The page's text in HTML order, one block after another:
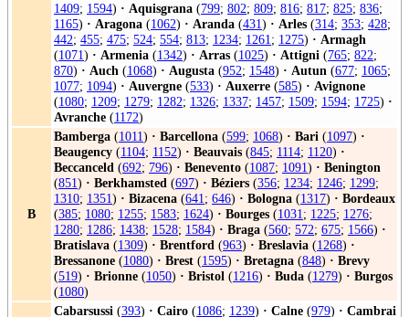
1409; 1594) · Aquisgrana (799; 802; 809; 816; 817; 825; 836;
1165) · Aragona (1062) · Aranda (431) · Arles (314; 353; 428;
442; 455; 475; 524; 554; 813; 1234; 1261; 1275) · Armagh
(1071) · Armenia (1342) · Arras (1025) · Attigni (765; 822;
870) · Auch (1068) · Augusta (952; 1548) · Autun (677; 1065;
1077; 1094) · Auvergne (533) · Auxerre (585) · Avignone
(1080; 1209; 1279; 1282; 1326; 1337; 1457; 1509; 1594; 1725) ·
Avranche (1172)
B
Bamberga (1011) · Barcellona (599; 1068) · Bari (1097) ·
Beaugency (1104; 1152) · Beauvais (845; 1114; 1120) ·
Beccanceld (692; 796) · Benevento (1087; 1091) · Benington
(851) · Berkhamsted (697) · Béziers (356; 1234; 1246; 1299;
1310; 1351) · Bizacena (641; 646) · Bologna (1317) · Bordeaux
(385; 1080; 1255; 1583; 1624) · Bourges (1031; 1225; 1276;
1280; 1286; 1438; 1528; 1584) · Braga (560; 572; 675; 1566) ·
Bratislava (1309) · Brentford (963) · Breslavia (1268) ·
Bressanone (1080) · Brest (1595) · Bretagna (848) · Brevy
(519) · Brionne (1050) · Bristol (1216) · Buda (1279) · Burgos
(1080)
Cabarsussi (393) · Cairo (1086; 1239) · Calne (979) · Cambrai